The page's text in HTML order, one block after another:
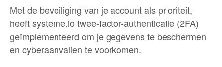
Met de beveiliging van je account als prioriteit,
heeft systeme.io twee-factor-authenticatie (2FA)
geïmplementeerd om je gegevens te beschermen
en cyberaanvallen te voorkomen.